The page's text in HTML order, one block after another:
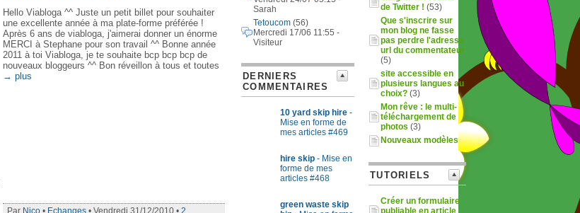
Hello Viabloga ^^ Juste un petit billet pour souhaiter
une excellente année à ma plate-forme préférée !
Après 6 ans de viabloga, j'aimerai donner un énorme
MERCI à Stephane pour son travail ^^ Bonne année
2011 à toi Viabloga, je te souhaite bcp bcp bcp de
nouveaux bloggeurs ^^ Bon réveillon à tous et toutes
→ plus
Par Nico • Echanges • Vendredi 31/12/2010 • 2
Sarah
Tetoucom (56)
Mercredi 17/06 11:55 -
Visiteur
DERNIERS
COMMENTAIRES
10 yard skip hire -
Mise en forme de
mes articles #469
hire skip - Mise en
forme de mes
articles #468
green waste skip
de Twitter ! (53)
Que s'inscrire sur
mon blog ne fasse
pas perdre l'adresse
url du commentateur
(5)
site accessible en
plusieurs langues au
choix? (3)
Mon rêve : le multi-
téléchargement de
photos (3)
Nouveaux modèles
TUTORIELS
Créer un formulaire
publiable en article